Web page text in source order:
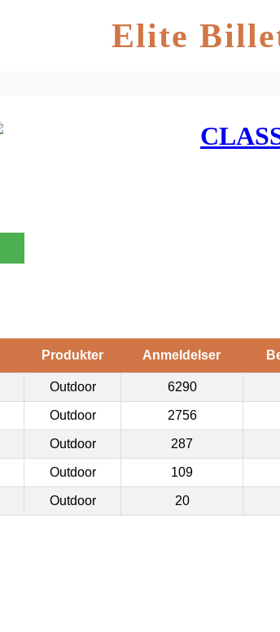
Elite
Produkter Anmeldelser
Outdoor 6290
Outdoor 2756
Outdoor 287
Outdoor 109
Outdoor 20